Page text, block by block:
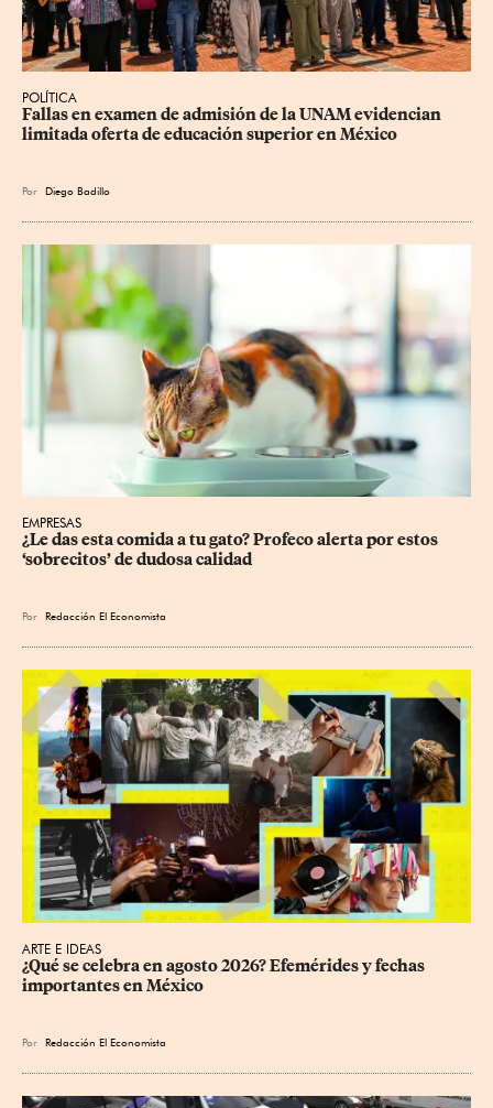
POLÍTICA
Fallas en examen de admisión de la UNAM evidencian
limitada oferta de educación superior en México
Por Diego Badillo
EMPRESAS
¿Le das esta comida a tu gato? Profeco alerta por estos
‘sobrecitos’ de dudosa calidad
Por Redacción El Economista
ARTE E IDEAS
¿Qué se celebra en agosto 2026? Efemérides y fechas
importantes en México
Por Redacción El Economista